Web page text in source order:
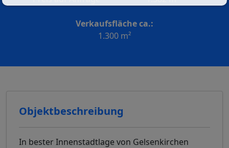
Verkaufsfläche ca.:
1.300 m²
Objektbeschreibung
In bester Innenstadtlage von Gelsenkirchen